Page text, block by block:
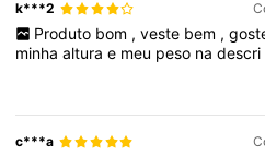
k***2
Produto bom , veste bem ,
minhaalturae meu peso nadescri
c***a